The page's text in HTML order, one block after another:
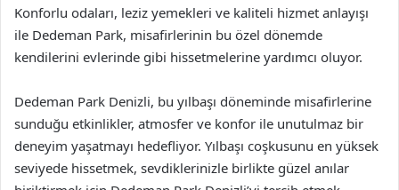
Konforlu odaları, leziz yemekleri ve kaliteli hizmet anlayışı
ile Dedeman Park, misafirlerinin bu özel dönemde
kendilerini evlerinde gibi hissetmelerine yardımcı oluyor.
Dedeman Park Denizli, bu yılbaşı döneminde misafirlerine
sunduğu etkinlikler, atmosfer ve konfor ile unutulmaz bir
deneyim yaşatmayı hedefliyor. Yılbaşı coşkusunu en yüksek
seviyede hissetmek, sevdiklerinizle birlikte güzel anılar